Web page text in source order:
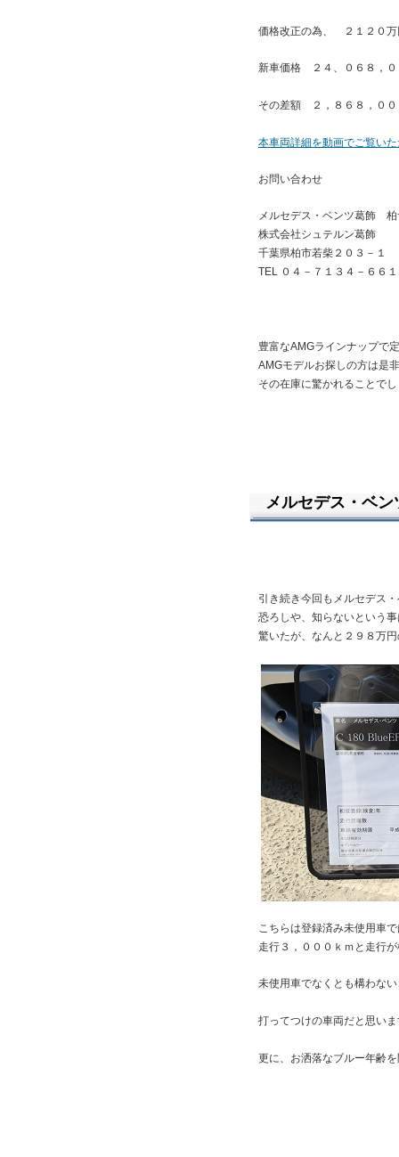
価格改正の為、 ２１２０万
新車価格 ２４、０６８，０
その差額 ２，８６８，００
本車両詳細を動画でご覧い
お問い合わせ
メルセデス・ベンツ葛飾
株式会社シュテルン葛飾
千葉県柏市若柴２０３－１
TEL ０４－７１３４－６６
豊富なAMGラインナップで
AMGモデルお探しの方は是
その在庫に驚かれることで
メルセデス・ベ
引き続き今回もメルセデス
恐ろしや、知らないという
驚いたが、なんと２９８万
こちらは登録済み未使用車
走行３，０００ｋｍと走行
未使用車でなくとも構わな
打ってつけの車両だと思い
更に、お洒落なブルー年齢